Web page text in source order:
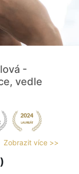
-
vedle
Zobrazit více >>